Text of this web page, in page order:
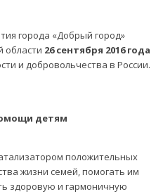
города «Добрый город»
области 26 сентября 2016 года
и добровольчества в России.
детям
положительных
жизни семей, помогать им
здоровую и гармоничную